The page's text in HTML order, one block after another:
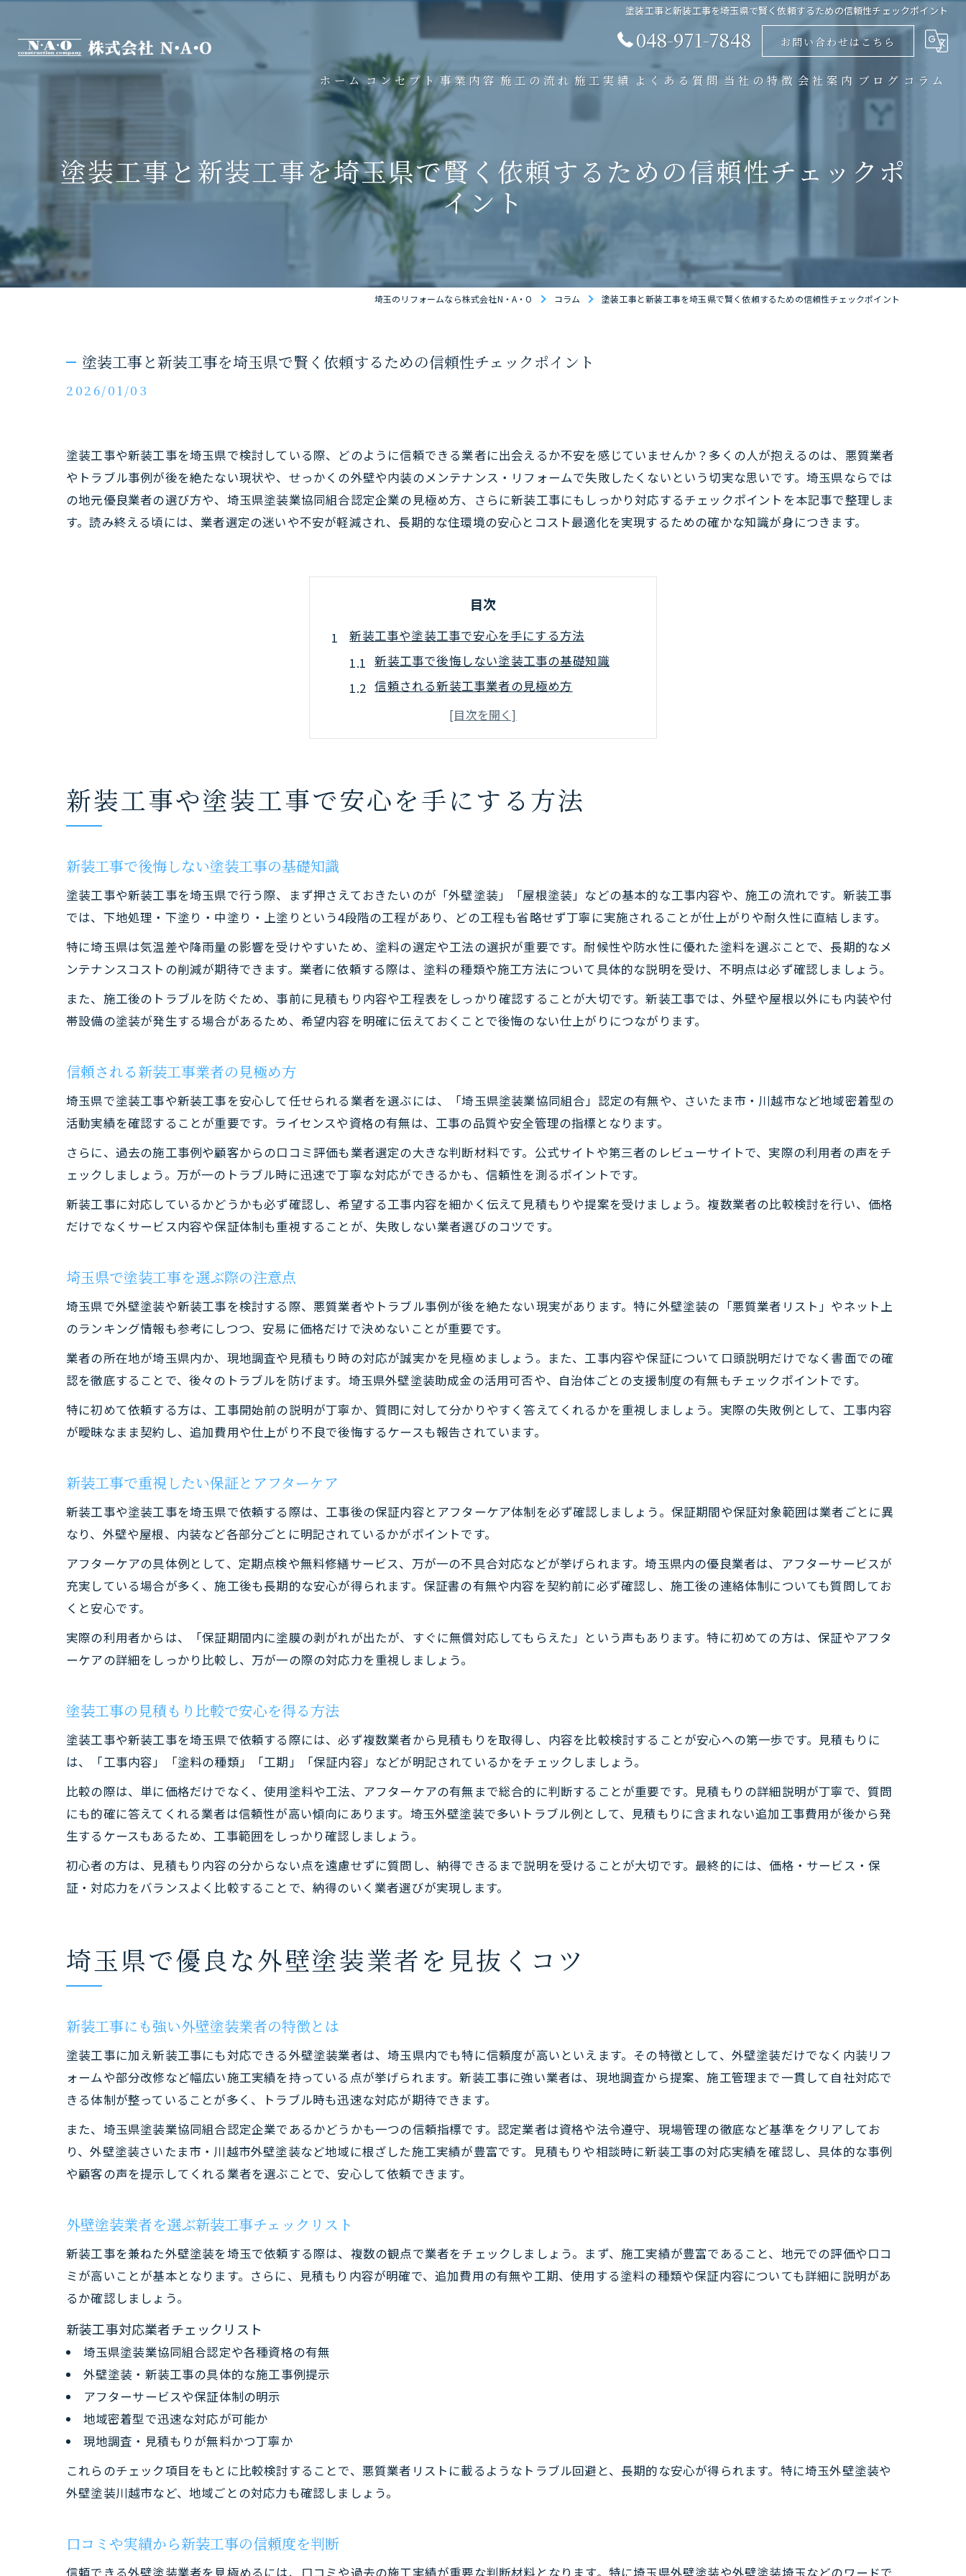
塗装工事と新装工事を埼玉県で賢く依頼するための信頼性チェックポイント
048-971-7848 お問い合わせはこちら
ホームコンセプト 事業内容 施工の流れ 施工実績 よくある質問 当社の特徴
店舗
内装
会社案内 ブログ コラム
塗装工事と新装工事を埼玉県で賢く依頼するための信頼性チェックポ
イント
埼玉のリフォームなら株式会社N・A・O コラム 塗装工事と新装工事を埼玉県で賢く依頼するための信頼性チェックポイント
塗装工事と新装工事を埼玉県で賢く依頼するための信頼性チェックポイント
2026/01/03
塗装工事や新装工事を埼玉県で検討している際、どのように信頼できる業者に出会えるか不安を感じていませんか？多くの人が抱えるのは、悪質業者
やトラブル事例が後を絶たない現状や、せっかくの外壁や内装のメンテナンス・リフォームで失敗したくないという切実な思いです。埼玉県ならでは
の地元優良業者の選び方や、埼玉県塗装業協同組合認定企業の見極め方、さらに新装工事にもしっかり対応するチェックポイントを本記事で整理しま
す。読み終える頃には、業者選定の迷いや不安が軽減され、長期的な住環境の安心とコスト最適化を実現するための確かな知識が身につきます。
目次
新装工事や塗装工事で安心を手にする方法
新装工事で後悔しない塗装工事の基礎知識
信頼される新装工事業者の見極め方
埼玉県で塗装工事を選ぶ際の注意点
新装工事で重視したい保証とアフターケア
埼玉県で優良な外壁塗装業者を見抜くコツ
新装工事にも強い外壁塗装業者の特徴とは
埼玉県ならではの塗装工事業者選定法
新装工事で見逃せないランキング情報の活用
悪質業者を避けて新装工事を実現する秘訣
新装工事で悪質業者を見抜くチェックポイント
埼玉県の悪質業者リスト活用の注意点
新装工事で協同組合認定業者を選ぶ利点
協同組合認定業者の新装工事品質の違い
組合認定で叶う新装工事の長期サポート
新装工事成功のカギは見積もり比較にあり
塗装工事と新装工事の保証内容を比較
信頼できる業者と新装工事を進める方法
職人の技術で選ぶ埼玉県の塗装工事とは
新装工事で評価される職人の技術力とは
熟練職人が手掛ける塗装工事の安心感
丁寧な仕事が光る新装工事のポイント
新装工事や塗装工事で安心を手にする方法
新装工事で後悔しない塗装工事の基礎知識
塗装工事や新装工事を埼玉県で行う際、まず押さえておきたいのが「外壁塗装」「屋根塗装」などの基本的な工事内容や、施工の流れです。新装工事
では、下地処理・下塗り・中塗り・上塗りという4段階の工程があり、どの工程も省略せず丁寧に実施されることが仕上がりや耐久性に直結します。
特に埼玉県は気温差や降雨量の影響を受けやすいため、塗料の選定や工法の選択が重要です。耐候性や防水性に優れた塗料を選ぶことで、長期的なメ
ンテナンスコストの削減が期待できます。業者に依頼する際は、塗料の種類や施工方法について具体的な説明を受け、不明点は必ず確認しましょう。
また、施工後のトラブルを防ぐため、事前に見積もり内容や工程表をしっかり確認することが大切です。新装工事では、外壁や屋根以外にも内装や付
帯設備の塗装が発生する場合があるため、希望内容を明確に伝えておくことで後悔のない仕上がりにつながります。
信頼される新装工事業者の見極め方
埼玉県で塗装工事や新装工事を安心して任せられる業者を選ぶには、「埼玉県塗装業協同組合」認定の有無や、さいたま市・川越市など地域密着型の
活動実績を確認することが重要です。ライセンスや資格の有無は、工事の品質や安全管理の指標となります。
さらに、過去の施工事例や顧客からの口コミ評価も業者選定の大きな判断材料です。公式サイトや第三者のレビューサイトで、実際の利用者の声をチ
ェックしましょう。万が一のトラブル時に迅速で丁寧な対応ができるかも、信頼性を測るポイントです。
新装工事に対応しているかどうかも必ず確認し、希望する工事内容を細かく伝えて見積もりや提案を受けましょう。複数業者の比較検討を行い、価格
だけでなくサービス内容や保証体制も重視することが、失敗しない業者選びのコツです。
埼玉県で塗装工事を選ぶ際の注意点
埼玉県で外壁塗装や新装工事を検討する際、悪質業者やトラブル事例が後を絶たない現実があります。特に外壁塗装の「悪質業者リスト」やネット上
のランキング情報も参考にしつつ、安易に価格だけで決めないことが重要です。
業者の所在地が埼玉県内か、現地調査や見積もり時の対応が誠実かを見極めましょう。また、工事内容や保証について口頭説明だけでなく書面での確
認を徹底することで、後々のトラブルを防げます。埼玉県外壁塗装助成金の活用可否や、自治体ごとの支援制度の有無もチェックポイントです。
特に初めて依頼する方は、工事開始前の説明が丁寧か、質問に対して分かりやすく答えてくれるかを重視しましょう。実際の失敗例として、工事内容
が曖昧なまま契約し、追加費用や仕上がり不良で後悔するケースも報告されています。
新装工事で重視したい保証とアフターケア
新装工事や塗装工事を埼玉県で依頼する際は、工事後の保証内容とアフターケア体制を必ず確認しましょう。保証期間や保証対象範囲は業者ごとに異
なり、外壁や屋根、内装など各部分ごとに明記されているかがポイントです。
アフターケアの具体例として、定期点検や無料修繕サービス、万が一の不具合対応などが挙げられます。埼玉県内の優良業者は、アフターサービスが
充実している場合が多く、施工後も長期的な安心が得られます。保証書の有無や内容を契約前に必ず確認し、施工後の連絡体制についても質問してお
くと安心です。
実際の利用者からは、「保証期間内に塗膜の剥がれが出たが、すぐに無償対応してもらえた」という声もあります。特に初めての方は、保証やアフタ
ーケアの詳細をしっかり比較し、万が一の際の対応力を重視しましょう。
塗装工事の見積もり比較で安心を得る方法
塗装工事や新装工事を埼玉県で依頼する際には、必ず複数業者から見積もりを取得し、内容を比較検討することが安心への第一歩です。見積もりに
は、「工事内容」「塗料の種類」「工期」「保証内容」などが明記されているかをチェックしましょう。
比較の際は、単に価格だけでなく、使用塗料や工法、アフターケアの有無まで総合的に判断することが重要です。見積もりの詳細説明が丁寧で、質問
にも的確に答えてくれる業者は信頼性が高い傾向にあります。埼玉外壁塗装で多いトラブル例として、見積もりに含まれない追加工事費用が後から発
生するケースもあるため、工事範囲をしっかり確認しましょう。
初心者の方は、見積もり内容の分からない点を遠慮せずに質問し、納得できるまで説明を受けることが大切です。最終的には、価格・サービス・保
証・対応力をバランスよく比較することで、納得のいく業者選びが実現します。
埼玉県で優良な外壁塗装業者を見抜くコツ
新装工事にも強い外壁塗装業者の特徴とは
塗装工事に加え新装工事にも対応できる外壁塗装業者は、埼玉県内でも特に信頼度が高いといえます。その特徴として、外壁塗装だけでなく内装リフ
ォームや部分改修など幅広い施工実績を持っている点が挙げられます。新装工事に強い業者は、現地調査から提案、施工管理まで一貫して自社対応で
きる体制が整っていることが多く、トラブル時も迅速な対応が期待できます。
また、埼玉県塗装業協同組合認定企業であるかどうかも一つの信頼指標です。認定業者は資格や法令遵守、現場管理の徹底など基準をクリアしてお
り、外壁塗装さいたま市・川越市外壁塗装など地域に根ざした施工実績が豊富です。見積もりや相談時に新装工事の対応実績を確認し、具体的な事例
や顧客の声を提示してくれる業者を選ぶことで、安心して依頼できます。
外壁塗装業者を選ぶ新装工事チェックリスト
新装工事を兼ねた外壁塗装を埼玉で依頼する際は、複数の観点で業者をチェックしましょう。まず、施工実績が豊富であること、地元での評価や口コ
ミが高いことが基本となります。さらに、見積もり内容が明確で、追加費用の有無や工期、使用する塗料の種類や保証内容についても詳細に説明があ
るか確認しましょう。
新装工事対応業者チェックリスト
埼玉県塗装業協同組合認定や各種資格の有無
外壁塗装・新装工事の具体的な施工事例提示
アフターサービスや保証体制の明示
地域密着型で迅速な対応が可能か
現地調査・見積もりが無料かつ丁寧か
これらのチェック項目をもとに比較検討することで、悪質業者リストに載るようなトラブル回避と、長期的な安心が得られます。特に埼玉外壁塗装や
外壁塗装川越市など、地域ごとの対応力も確認しましょう。
口コミや実績から新装工事の信頼度を判断
信頼できる外壁塗装業者を見極めるには、口コミや過去の施工実績が重要な判断材料となります。特に埼玉県外壁塗装や外壁塗装埼玉などのワードで